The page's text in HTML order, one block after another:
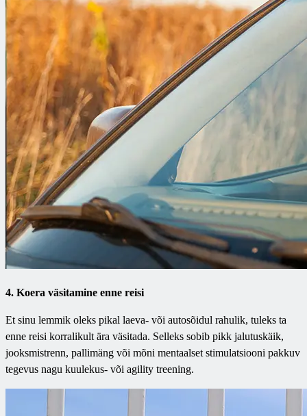
4. Koera väsitamine enne reisi
Et sinu lemmik oleks pikal laeva- või autosõidul rahulik, tuleks ta
enne reisi korralikult ära väsitada. Selleks sobib pikk jalutuskäik,
jooksmistrenn, pallimäng või mõni mentaalset stimulatsiooni pakkuv
tegevus nagu kuulekus- või agility treening.